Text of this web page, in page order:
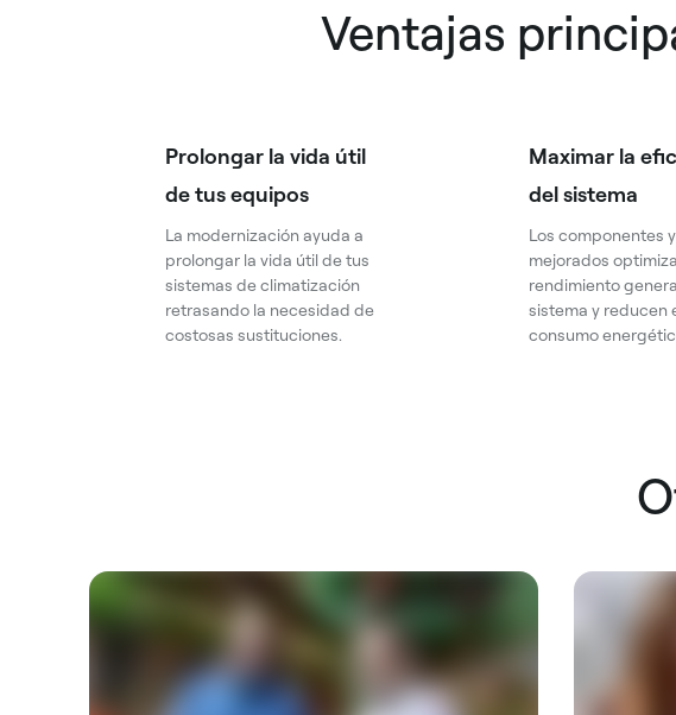
Ventajas
Prolongar la vida útil
de tus equipos
La modernización ayuda a
prolongar la vida útil de tus
sistemas de climatización
retrasando la necesidad de
costosas sustituciones.
Maximar la
del sistema
Los componentes
mejorados
rendimiento
sistema y reducen
consumo